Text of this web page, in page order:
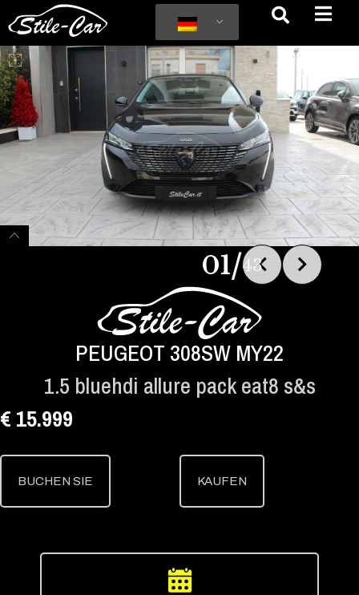
01/43
PEUGEOT 308SW MY22
1.5 bluehdi allure pack eat8 s&s
€ 15.999
BUCHEN SIE KAUFEN